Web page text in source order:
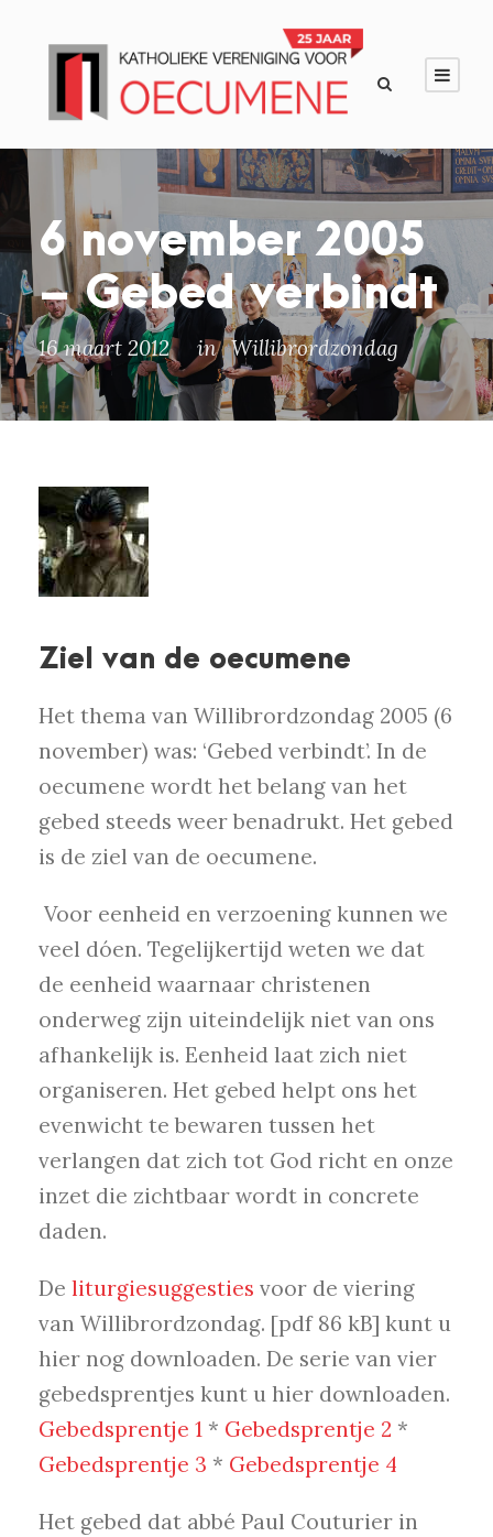
6 november 2005
– Gebed verbindt
16 maart 2012 in Willibrordzondag
Ziel van de oecumene
Het thema van Willibrordzondag 2005 (6
november) was: ‘Gebed verbindt’. In de
oecumene wordt het belang van het
gebed steeds weer benadrukt. Het gebed
is de ziel van de oecumene.
Voor eenheid en verzoening kunnen we
veel dóen. Tegelijkertijd weten we dat
de eenheid waarnaar christenen
onderweg zijn uiteindelijk niet van ons
afhankelijk is. Eenheid laat zich niet
organiseren. Het gebed helpt ons het
evenwicht te bewaren tussen het
verlangen dat zich tot God richt en onze
inzet die zichtbaar wordt in concrete
daden.
De liturgiesuggesties voor de viering
van Willibrordzondag. [pdf 86 kB] kunt u
hier nog downloaden. De serie van vier
gebedsprentjes kunt u hier downloaden.
Gebedsprentje 1 * Gebedsprentje 2 *
Gebedsprentje 3 * Gebedsprentje 4
Het gebed dat abbé Paul Couturier in